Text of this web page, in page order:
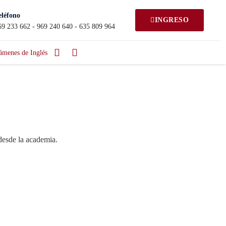
233 662 - 969 240 640 - 635 809 964
INGRESO
de Inglés
la academia.